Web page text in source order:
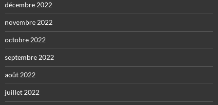
décembre 2022
novembre 2022
octobre 2022
septembre 2022
août 2022
juillet 2022